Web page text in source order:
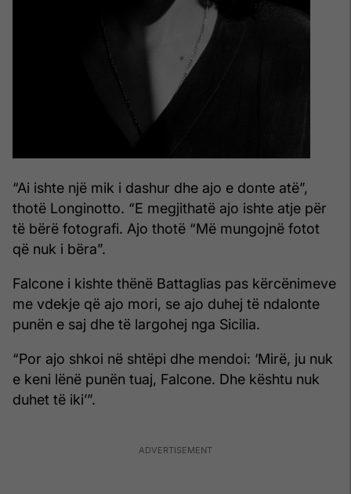
“Ai ishte një mik i dashur dhe ajo e donte atë”,
thotë Longinotto. “E megjithatë ajo ishte atje për
të bërë fotografi. Ajo thotë “Më mungojnë fotot
që nuk i bëra”.
Falcone i kishte thënë Battaglias pas kërcënimeve
me vdekje që ajo mori, se ajo duhej të ndalonte
punën e saj dhe të largohej nga Sicilia.
“Por ajo shkoi në shtëpi dhe mendoi: ‘Mirë, ju nuk
e keni lënë punën tuaj, Falcone. Dhe kështu nuk
duhet të iki’”.